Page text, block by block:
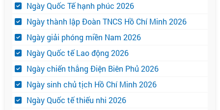
Ngày Quốc Tế hạnh phúc 2026
Ngày thành lập Đoàn TNCS Hồ Chí Minh 2026
Ngày giải phóng miền Nam 2026
Ngày Quốc tế Lao động 2026
Ngày chiến thắng Điện Biên Phủ 2026
Ngày sinh chủ tịch Hồ Chí Minh 2026
Ngày Quốc tế thiếu nhi 2026